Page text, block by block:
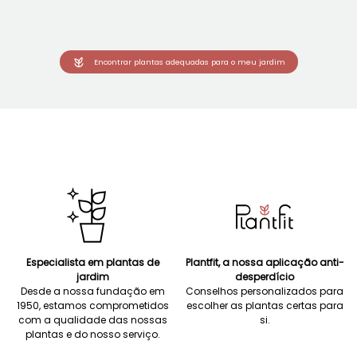
Encontrar plantas adequadas para o meu jardim
Especialista em plantas de
jardim
Desde a nossa fundação em
1950, estamos comprometidos
com a qualidade das nossas
plantas e do nosso serviço.
Plantfit, a nossa aplicação anti-
desperdício
Conselhos personalizados para
escolher as plantas certas para
si.